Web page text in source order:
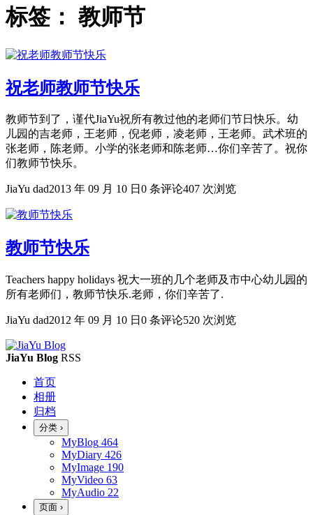
标签： 教师节
祝老师教师节快乐
教师节到了，谨代JiaYu祝所有教过他的老师们节日快乐。幼
儿园的吉老师，王老师，倪老师，凌老师，王老师。武术班的
张老师，陈老师。小学的张老师和陈老师…你们辛苦了。祝你
们教师节快乐。
JiaYu dad2013 年 09 月 10 日 0 条评论407 次浏览
教师节快乐
Teachers happy holidays 祝大一班的几个老师及市中心幼儿园的
所有老师们，教师节快乐.老师，你们辛苦了.
JiaYu dad2012 年 09 月 10 日 0 条评论520 次浏览
JiaYu Blog RSS
首页
相册
归档
分类 ›
MyBlog 464
MyDiary 426
MyImage 190
MyVideo 63
MyAudio 22
页面 ›